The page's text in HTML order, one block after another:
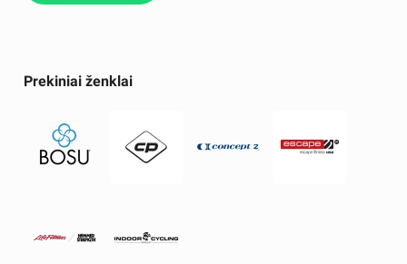
Prekiniai ženklai